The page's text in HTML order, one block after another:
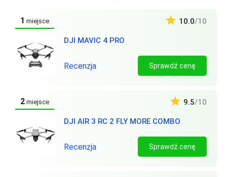
1 miejsce
DJI MAVIC 4 PRO
10.0/10
Recenzja Sprawdź cenę
2 miejsce
DJI AIR 3 RC 2 FLY MORE COMBO
9.5/10
Recenzja Sprawdź cenę